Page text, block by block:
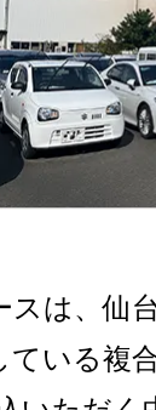
スは、仙
ている複